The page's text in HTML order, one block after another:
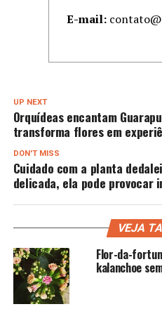
E-mail:
UP NEXT
Orquídeas encantam
transforma flores em
DON'T MISS
Cuidado com a planta
delicada, ela pode provocar
VEJA
Flor-da-
kalanchoe